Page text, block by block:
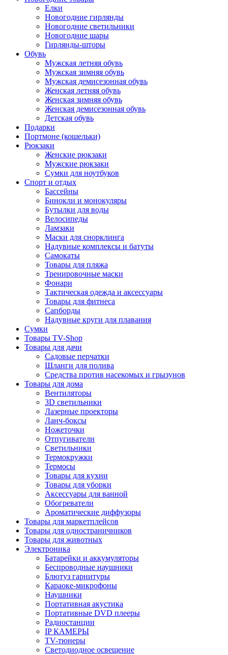
Елки
Новогодние гирлянды
Новогодние светильники
Новогодние шары
Гирлянды-шторы
Обувь
Мужская летняя обувь
Мужская зимняя обувь
Мужская демисезонная обувь
Женская летняя обувь
Женская зимняя обувь
Женская демисезонная обувь
Детская обувь
Подарки
Портмоне (кошельки)
Рюкзаки
Женские рюкзаки
Мужские рюкзаки
Сумки для ноутбуков
Спорт и отдых
Бассейны
Бинокли и монокуляры
Бутылки для воды
Велосипеды
Ламзаки
Маски для снорклинга
Надувные комплексы и батуты
Самокаты
Товары для пляжа
Тренировочные маски
Фонари
Тактическая одежда и аксессуары
Товары для фитнеса
Сапборды
Надувные круги для плавания
Сумки
Товары TV-Shop
Товары для дачи
Садовые перчатки
Шланги для полива
Средства против насекомых и грызунов
Товары для дома
Вентиляторы
3D светильники
Лазерные проекторы
Ланч-боксы
Ножеточки
Отпугиватели
Светильники
Термокружки
Термосы
Товары для кухни
Товары для уборки
Аксессуары для ванной
Обогреватели
Ароматические диффузоры
Товары для маркетплейсов
Товары для одностраничников
Товары для животных
Электроника
Батарейки и аккумуляторы
Беспроводные наушники
Блютуз гарнитуры
Караоке-микрофоны
Наушники
Портативная акустика
Портативные DVD плееры
Радиостанции
IP КАМЕРЫ
TV-тюнеры
Светодиодное освещение